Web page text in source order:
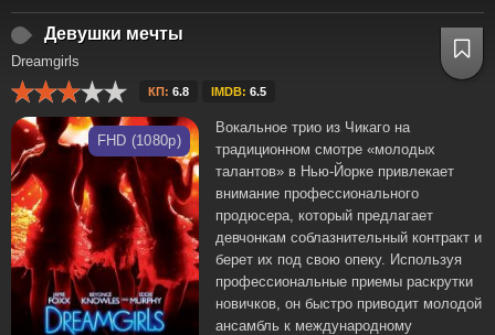
Девушки мечты
Dreamgirls
КП: 6.8 IMDB: 6.5
FHD (1080p)
Вокальное трио из Чикаго на
традиционном смотре «молодых
талантов» в Нью-Йорке привлекает
внимание профессионального
продюсера, который предлагает
девчонкам соблазнительный контракт и
берет их под свою опеку. Используя
профессиональные приемы раскрутки
новичков, он быстро приводит молодой
ансамбль к международному